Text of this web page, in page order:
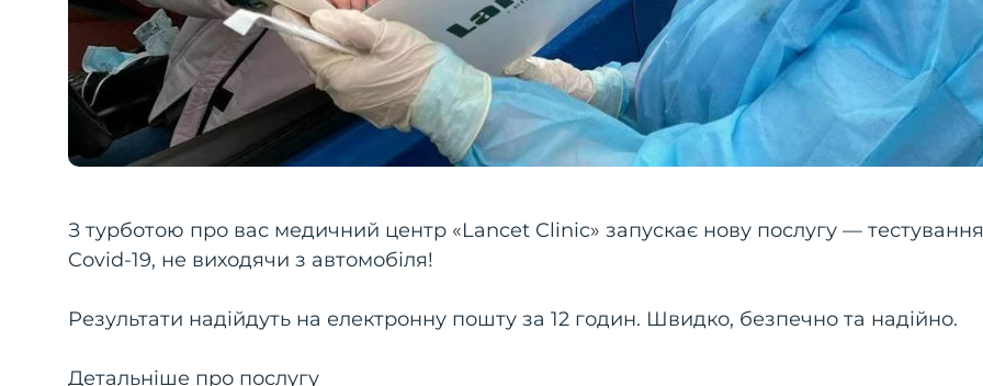
З турботою про вас медичний центр «Lancet Clinic» запускає нову послугу —
Covid-19, не виходячи з автомобіля!
Результати надійдуть на електронну пошту за 12 годин. Швидко, безпечно та надійно.
Детальніше про послугу